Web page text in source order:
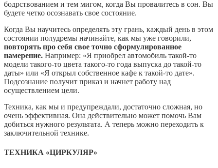
бодрствованием и тем мигом, когда Вы провалитесь в сон. Вы
будете четко осознавать свое состояние.
Когда Вы научитесь определять эту грань, каждый день в этом
состоянии полудремы начинайте, как мы уже говорили,
повторять про себя свое точно сформулированное
намерение. Например: «Я приобрел автомобиль такой-то
модели такого-то цвета такого-то года выпуска до такой-то
даты» или «Я открыл собственное кафе к такой-то дате».
Подсознание получит приказ и начнет работу над
осуществлением цели.
Техника, как мы и предупреждали, достаточно сложная, но
очень эффективная. Она действительно может помочь Вам
добиться нужного результата. А теперь можно переходить к
заключительной технике.
ТЕХНИКА «ЦИРКУЛЯР»